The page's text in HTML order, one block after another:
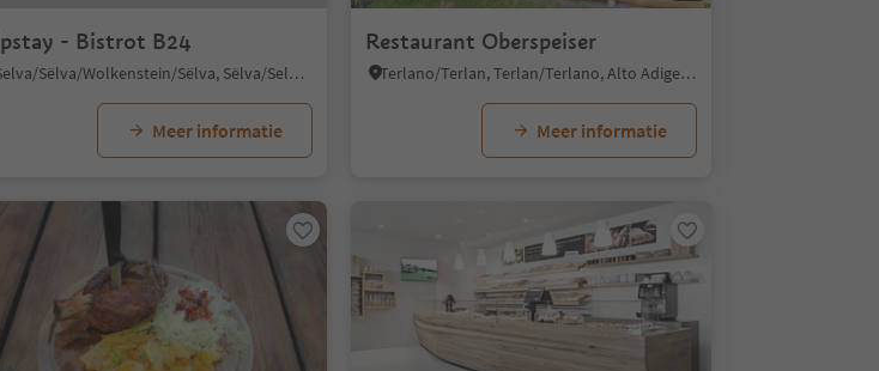
- Bistrot B24
Selva/Sëlva/Wolkenstein/Sëlva, Sëlva/Selva di Val Gardena, Dolomites Region Val Gardena
Meer informatie
Restaurant Oberspeiser
Terlano/Terlan, Terlan/Terlano, Alto Adige Wine Road
Meer informatie